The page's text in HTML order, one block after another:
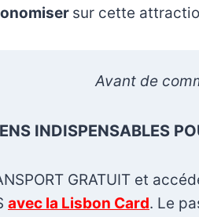
sur cette
Avant de
INDISPENSABLES
GRATUIT et
avec la Lisbon Card. Le